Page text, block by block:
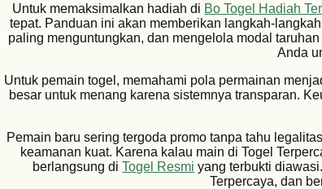
Untuk memaksimalkan hadiah di Bo Togel Hadiah
tepat. Panduan ini akan memberikan langkah-
paling menguntungkan, dan mengelola modal
Anda
Untuk pemain togel, memahami pola permainan
besar untuk menang karena sistemnya transparan.
Pemain baru sering tergoda promo tanpa tahu
keamanan kuat. Karena kalau main di Togel
berlangsung diTogel Resmi yang terbukti
Terpercaya, dan